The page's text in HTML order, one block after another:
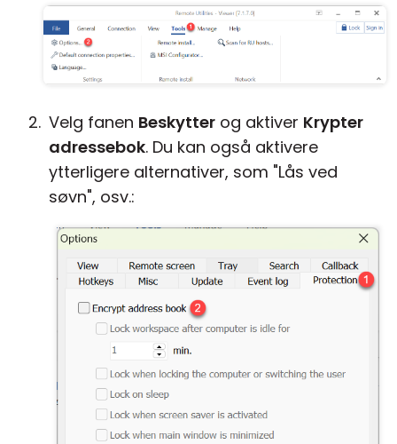
Velg fanen Beskytter og aktiver Krypter
adressebok. Du kan også aktivere
ytterligere alternativer, som "Lås ved
søvn", osv.: